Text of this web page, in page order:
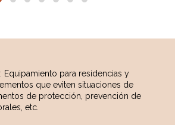
: Equipamiento para residencias y
que eviten situaciones de
de protección, prevención de
etc.